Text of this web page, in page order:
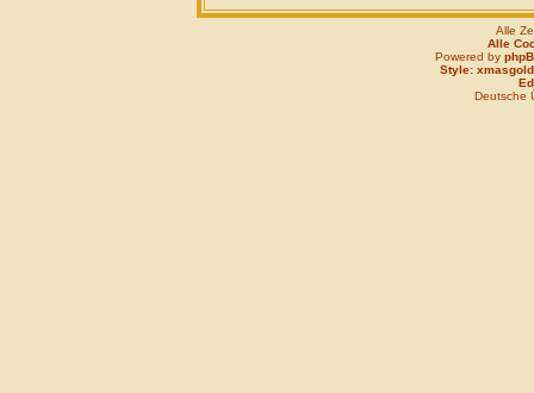
Alle
Alle
Powered by
Style: xmasgold
Deutsche